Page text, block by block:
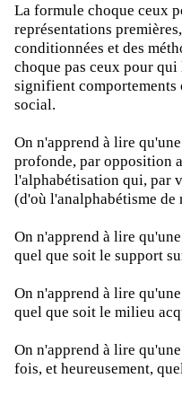
La formule choque ceux
représentations
conditionnées et des
choque pas ceux pour
signifient comportements
social.
On n'apprend à lire
profonde, par opposition
l'alphabétisation qui, par
(d'où l'analphabétisme de
On n'apprend à lire
quel que soit le support
On n'apprend à lire
quel que soit le milieu
On n'apprend à lire
fois, et heureusement,